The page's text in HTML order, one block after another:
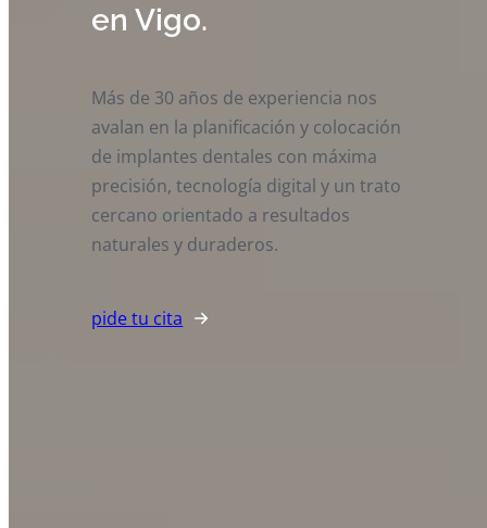
en Vigo.
Más de 30 años de experiencia nos
avalan en la planificación y colocación
de implantes dentales con máxima
precisión, tecnología digital y un trato
cercano orientado a resultados
naturales y duraderos.
pide tu cita